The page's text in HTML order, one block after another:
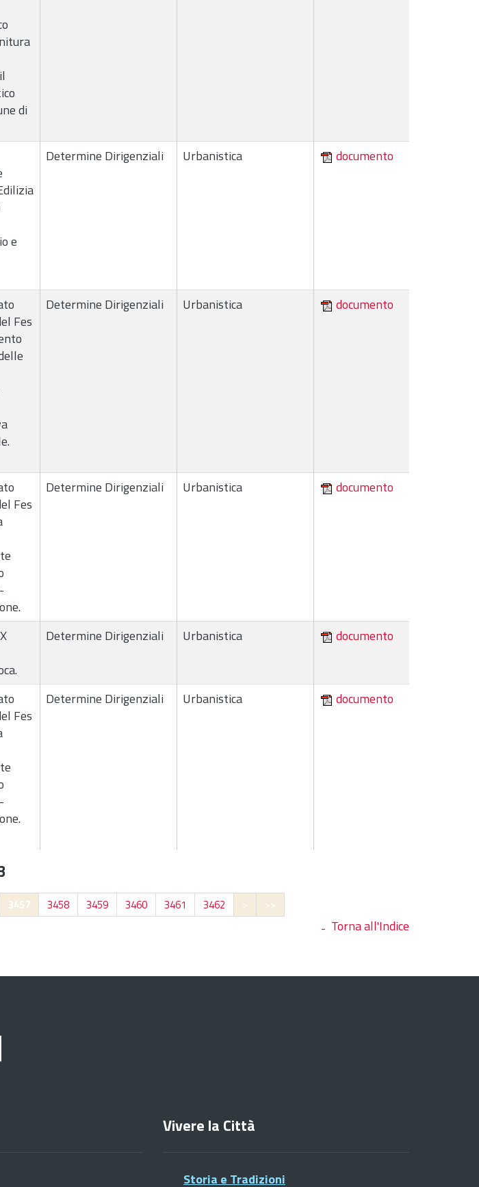
di
e
Determine Dirigenziali Urbanistica documento
Fes
Determine Dirigenziali Urbanistica documento
Fes
Determine Dirigenziali Urbanistica documento
Determine Dirigenziali Urbanistica documento
Fes
Determine Dirigenziali Urbanistica documento
3457 3458 3459 3460 3461 3462 > >>
Torna all'Indice
Vivere la Città
Storia e Tradizioni